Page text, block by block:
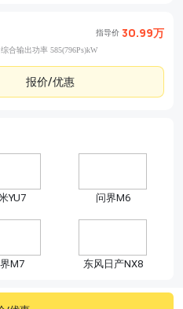
指导价 30.99万
综合输出功率 585(796Ps)kW
报价/优惠
YU7 问界M6
M7 东风日产NX8